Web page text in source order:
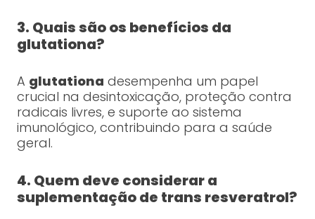
3. Quais são os benefícios da
glutationa?
A glutationa desempenha um papel
crucial na desintoxicação, proteção contra
radicais livres, e suporte ao sistema
imunológico, contribuindo para a saúde
geral.
4. Quem deve considerar a
suplementação de trans resveratrol?